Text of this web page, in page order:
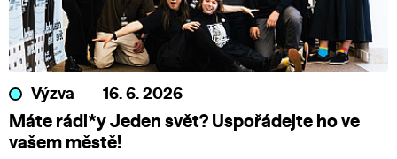
Výzva 16. 6. 2026
Máte rádi*y Jeden svět? Uspořádejte ho ve
vašem městě!